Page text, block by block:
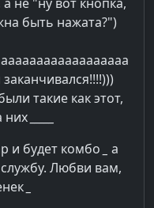
быть нажата?")
такие как этот,
них
и будет комбо
а
Любви вам,